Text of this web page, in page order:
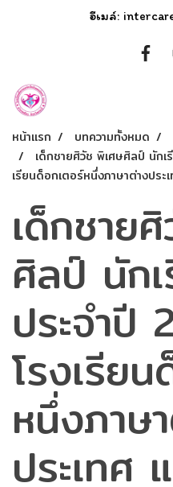
อีเมล์:
หน้าแรก บทความทั้งหมด
เด็กชายศิวัช พิเศษศิลป์ นักเ
เรียนด็อกเตอร์หนึ่งภาษาต่างประ
เด็กชาย
ศิลป์ นัก
ประจำปี
โรงเรีย
หนึ่งภาษ
ประเทศ